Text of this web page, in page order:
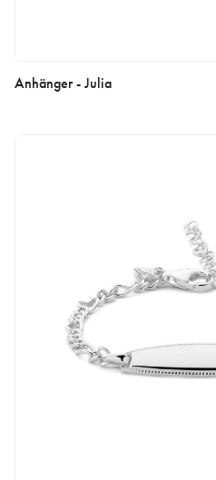
Anhänger - Julia